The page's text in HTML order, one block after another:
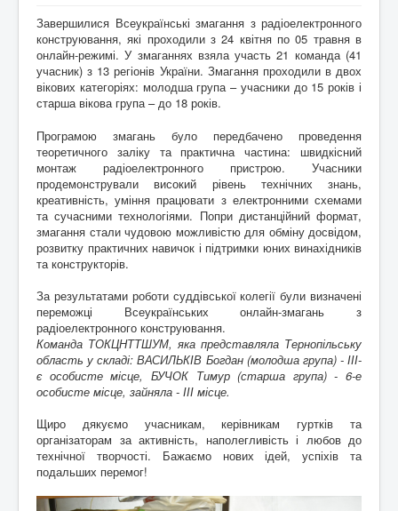
Завершилися Всеукраїнські змагання з радіоелектронного
конструювання, які проходили з 24 квітня по 05 травня в
онлайн-режимі. У змаганнях взяла участь 21 команда (41
учасник) з 13 регіонів України. Змагання проходили в двох
вікових категоріях: молодша група – учасники до 15 років і
старша вікова група – до 18 років.
Програмою змагань було передбачено проведення
теоретичного заліку та практична частина: швидкісний
монтаж радіоелектронного пристрою. Учасники
продемонстрували високий рівень технічних знань,
креативність, уміння працювати з електронними схемами
та сучасними технологіями. Попри дистанційний формат,
змагання стали чудовою можливістю для обміну досвідом,
розвитку практичних навичок і підтримки юних винахідників
та конструкторів.
За результатами роботи суддівської колегії були визначені
переможці Всеукраїнських онлайн-змагань з
радіоелектронного конструювання.
Команда ТОКЦНТТШУМ, яка представляла Тернопільську
область у складі: ВАСИЛЬКІВ Богдан (молодша група) - ІІІ-
є особисте місце, БУЧОК Тимур (старша група) - 6-е
особисте місце, зайняла - ІІІ місце.
Щиро дякуємо учасникам, керівникам гуртків та
організаторам за активність, наполегливість і любов до
технічної творчості. Бажаємо нових ідей, успіхів та
подальших перемог!